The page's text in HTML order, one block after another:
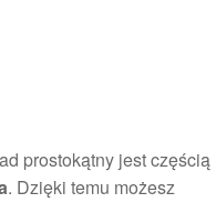
prostokątny jest częścią
. Dzięki temu możesz